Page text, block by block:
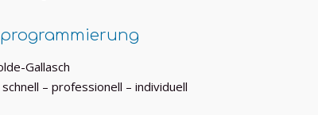
Gallasch
– professionell – individuell